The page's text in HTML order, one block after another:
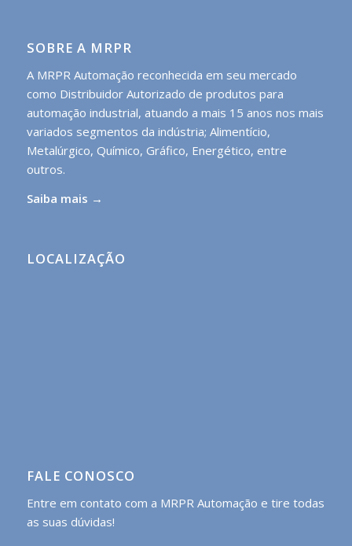
SOBRE A MRPR
A MRPR Automação reconhecida em seu mercado
como Distribuidor Autorizado de produtos para
automação industrial, atuando a mais 15 anos nos mais
variados segmentos da indústria; Alimentício,
Metalúrgico, Químico, Gráfico, Energético, entre
outros.
Saiba mais →
LOCALIZAÇÃO
FALE CONOSCO
Entre em contato com a MRPR Automação e tire todas
as suas dúvidas!